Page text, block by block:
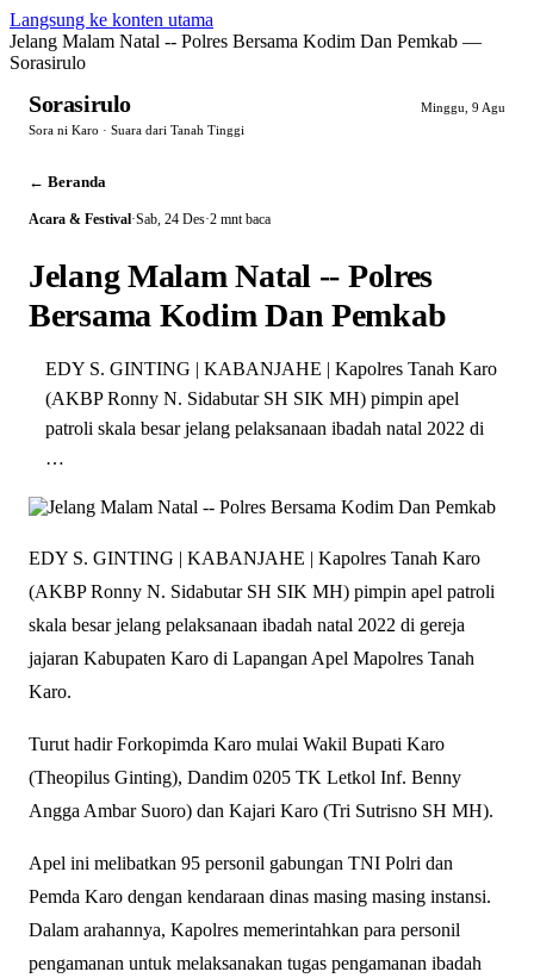
Langsung ke konten utama
Jelang Malam Natal -- Polres Bersama Kodim Dan Pemkab —
Sorasirulo
Sorasirulo
Minggu, 9 Agu
Sora ni Karo · Suara dari Tanah Tinggi
← Beranda
Acara & Festival·Sab, 24 Des·2 mnt baca
Jelang Malam Natal -- Polres
Bersama Kodim Dan Pemkab
EDY S. GINTING | KABANJAHE | Kapolres Tanah Karo
(AKBP Ronny N. Sidabutar SH SIK MH) pimpin apel
patroli skala besar jelang pelaksanaan ibadah natal 2022 di
…
EDY S. GINTING | KABANJAHE | Kapolres Tanah Karo
(AKBP Ronny N. Sidabutar SH SIK MH) pimpin apel patroli
skala besar jelang pelaksanaan ibadah natal 2022 di gereja
jajaran Kabupaten Karo di Lapangan Apel Mapolres Tanah
Karo.
Turut hadir Forkopimda Karo mulai Wakil Bupati Karo
(Theopilus Ginting), Dandim 0205 TK Letkol Inf. Benny
Angga Ambar Suoro) dan Kajari Karo (Tri Sutrisno SH MH).
Apel ini melibatkan 95 personil gabungan TNI Polri dan
Pemda Karo dengan kendaraan dinas masing masing instansi.
Dalam arahannya, Kapolres memerintahkan para personil
pengamanan untuk melaksanakan tugas pengamanan ibadah